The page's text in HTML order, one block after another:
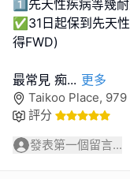
1️⃣先天性疾病等幾
✅31日起保到先天
得FWD)
最常見 痴... 更多
Taikoo Place,
評分
發表第一個留言...